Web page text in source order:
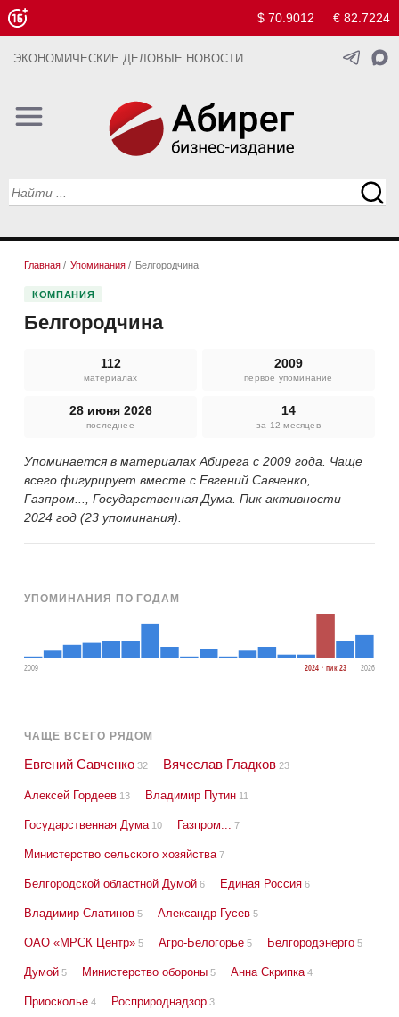
$ 70.9012 € 82.7224
ЭКОНОМИЧЕСКИЕ ДЕЛОВЫЕ НОВОСТИ
Главная / Упоминания / Белгородчина
КОМПАНИЯ
Белгородчина
112
материалах
2009
первое упоминание
28 июня 2026
последнее
14
за 12 месяцев
Упоминается в материалах Абирега с 2009 года. Чаще
всего фигурирует вместе с Евгений Савченко,
Газпром..., Государственная Дума. Пик активности —
2024 год (23 упоминания).
УПОМИНАНИЯ ПО ГОДАМ
2009 2024 · пик 23 2026
ЧАЩЕ ВСЕГО РЯДОМ
Евгений Савченко 32 Вячеслав Гладков 23
Алексей Гордеев 13 Владимир Путин 11
Государственная Дума 10 Газпром... 7
Министерство сельского хозяйства 7
Белгородской областной Думой 6 Единая Россия 6
Владимир Слатинов 5 Александр Гусев 5
ОАО «МРСК Центр» 5 Агро-Белогорье 5 Белгородэнерго 5
Думой 5 Министерство обороны 5 Анна Скрипка 4
Приосколье 4 Росприроднадзор 3